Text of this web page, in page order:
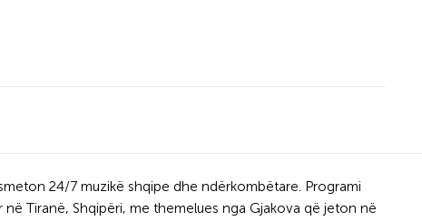
24/7 muzikë shqipe dhe ndërkombëtare. Programi
Tiranë, Shqipëri, me themelues nga Gjakova që jeton në